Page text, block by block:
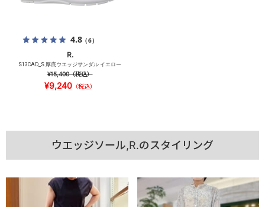
4.8（6）
R.
S13CAD_S 厚底ウエッジサンダル イエロー
¥15,400（税込）
¥9,240（税込）
ウエッジソール,R.のスタイリング